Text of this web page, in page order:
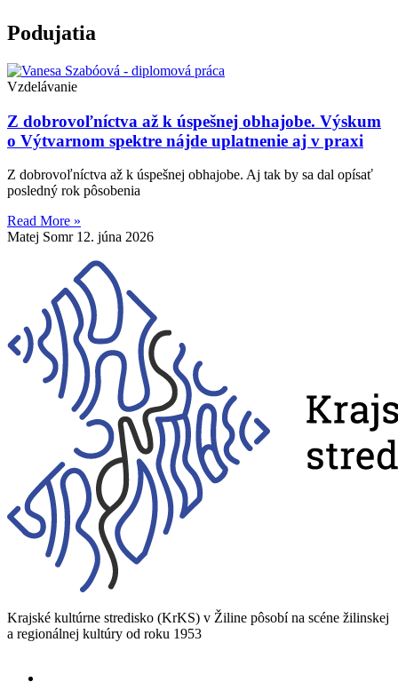
Podujatia
Vzdelávanie
Z dobrovoľníctva až k úspešnej obhajobe. Výskum
o Výtvarnom spektre nájde uplatnenie aj v praxi
Z dobrovoľníctva až k úspešnej obhajobe. Aj tak by sa dal opísať
posledný rok pôsobenia
Read More »
Matej Somr 12. júna 2026
Krajské kultúrne stredisko (KrKS) v Žiline pôsobí na scéne žilinskej
a regionálnej kultúry od roku 1953